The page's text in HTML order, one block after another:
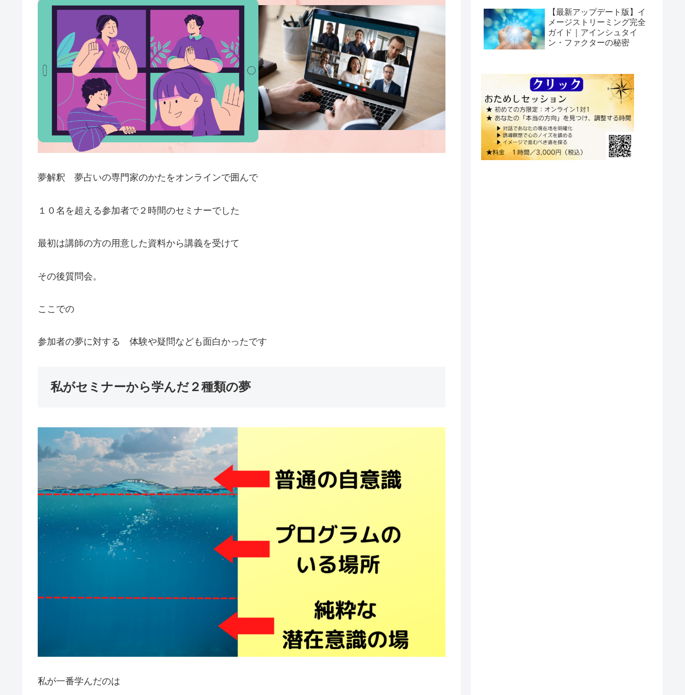
夢解釈 夢占いの専門家のかたをオンラインで囲んで
１０名を超える参加者で２時間のセミナーでした
最初は講師の方の用意した資料から講義を受けて
その後質問会。
ここでの
参加者の夢に対する 体験や疑問なども面白かったです
私がセミナーから学んだ２種類の夢
私が一番学んだのは
【最新アップデート版】イ
メージストリーミング完全
ガイド｜アインシュタイ
ン・ファクターの秘密